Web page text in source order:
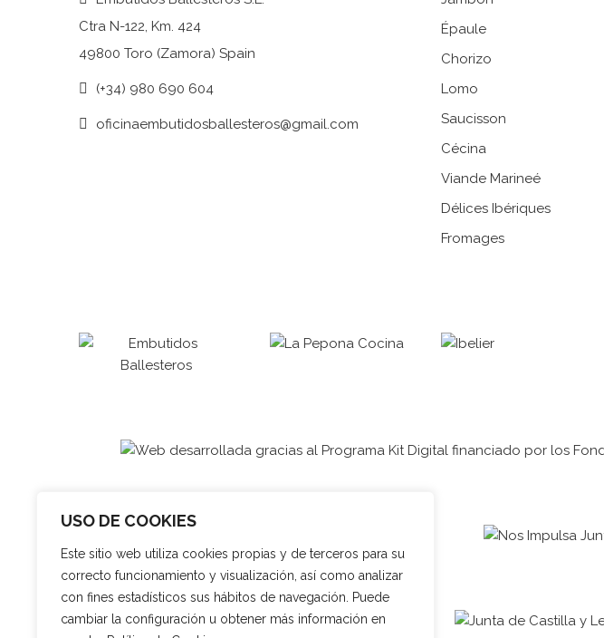
USO DE COOKIES
Este sitio web utiliza cookies propias y de terceros para su
correcto funcionamiento y visualización, así como analizar
con fines estadísticos sus hábitos de navegación. Puede
cambiar la configuración u obtener más información en
Ctra N-122, Km. 424
49800 Toro (Zamora) Spain
(+34) 980 690 604
oficinaembutidosballesteros@gmail.com
Épaule
Chorizo
Lomo
Saucisson
Cécina
Viande Marineé
Délices Ibériques
Fromages